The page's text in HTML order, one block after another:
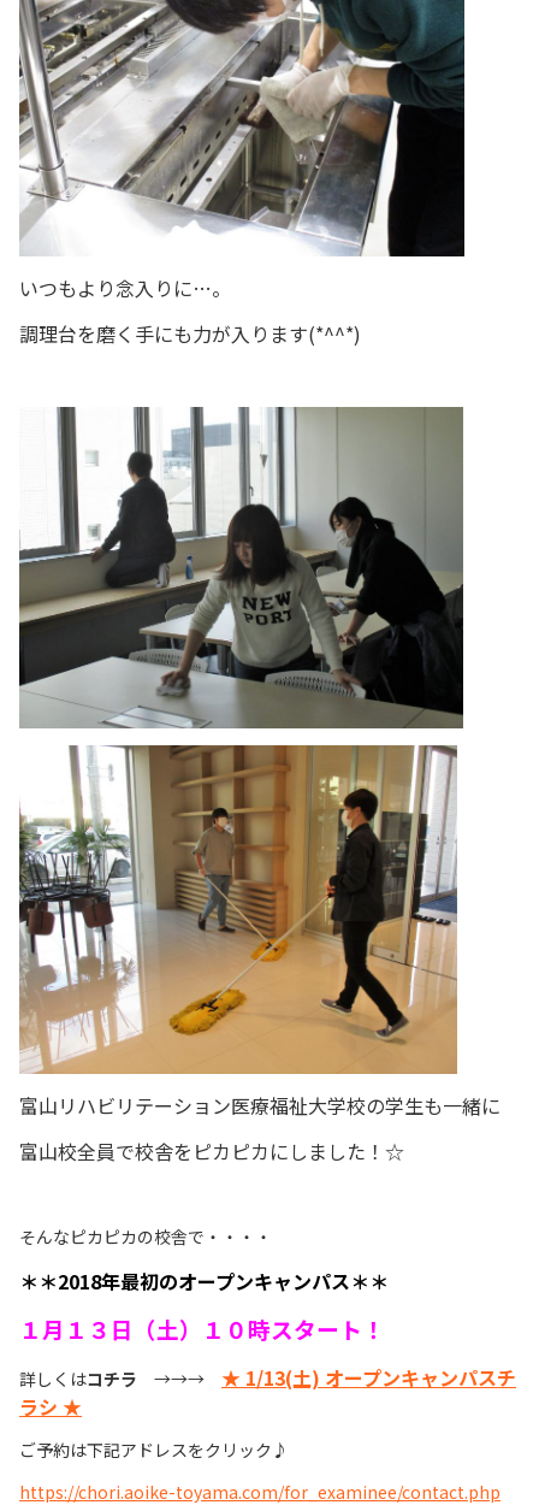
いつもより念入りに…。
調理台を磨く手にも力が入ります(*^^*)
富山リハビリテーション医療福祉大学校の学生も一緒に
富山校全員で校舎をピカピカにしました！☆
そんなピカピカの校舎で・・・・
＊＊2018年最初のオープンキャンパス＊＊
１月１３日（土）１０時スタート！
詳しくはコチラ →→→ ★ 1/13(土) オープンキャンパスチ
ラシ ★
ご予約は下記アドレスをクリック♪
https://chori.aoike-toyama.com/for_examinee/contact.php